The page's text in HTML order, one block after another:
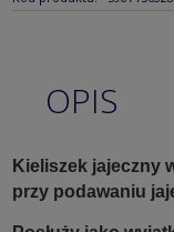
OPIS
Kieliszek jajeczny
przy podawaniu